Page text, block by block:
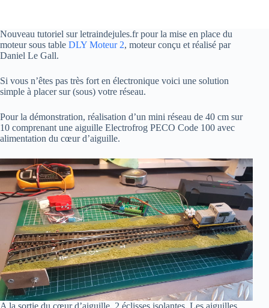
Nouveau tutoriel sur letraindejules.fr pour la mise en place du
moteur sous table DLY Moteur 2, moteur conçu et réalisé par
Daniel Le Gall.
Si vous n’êtes pas très fort en électronique voici une solution
simple à placer sur (sous) votre réseau.
Pour la démonstration, réalisation d’un mini réseau de 40 cm sur
10 comprenant une aiguille Electrofrog PECO Code 100 avec
alimentation du cœur d’aiguille.
A la sortie du cœur d’aiguille, 2 éclisses isolantes. Les aiguilles